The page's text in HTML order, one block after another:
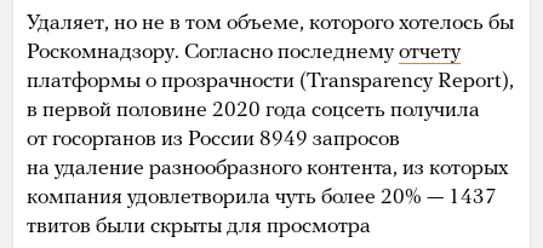
Удаляет, но не в том объеме, которого хотелось бы
Роскомнадзору. Согласно последнемуотчету
платформы о прозрачности (Transparency Report),
в первой половине 2020 года соцсеть получила
от госорганов из России 8949 запросов
на удаление разнообразного контента, из которых
компания удовлетворила чуть более 20% — 1437
твитов были скрыты для просмотра